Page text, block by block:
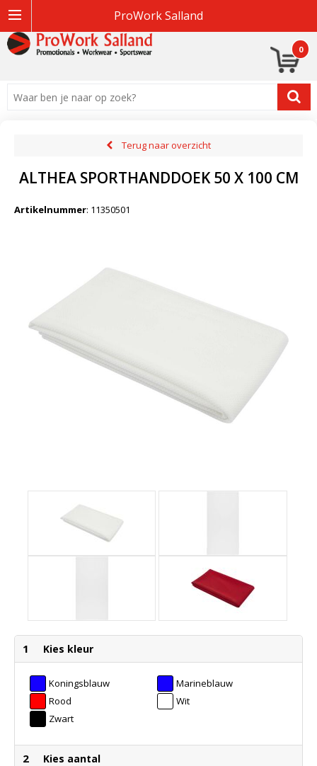
ProWork Salland
0
Terug naar overzicht
ALTHEA SPORTHANDDOEK 50 X 100 CM
Artikelnummer: 11350501
1 Kies kleur
Koningsblauw
Marineblauw
Rood
Wit
Zwart
2 Kies aantal